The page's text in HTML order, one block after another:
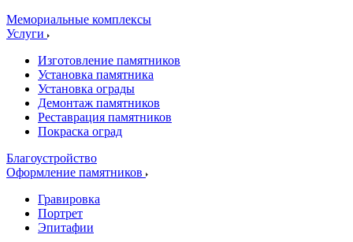
Мемориальные комплексы
Услуги
Изготовление памятников
Установка памятника
Установка ограды
Демонтаж памятников
Реставрация памятников
Покраска оград
Благоустройство
Оформление памятников
Гравировка
Портрет
Эпитафии